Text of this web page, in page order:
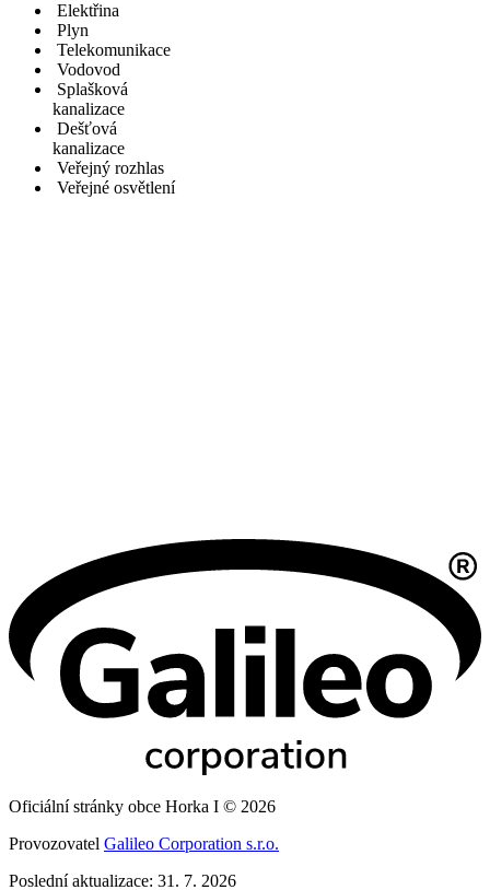
Elektřina
Plyn
Telekomunikace
Vodovod
Splašková
kanalizace
Dešťová
kanalizace
Veřejný rozhlas
Veřejné osvětlení
Oficiální stránky obce Horka I © 2026
Provozovatel Galileo Corporation s.r.o.
Poslední aktualizace: 31. 7. 2026